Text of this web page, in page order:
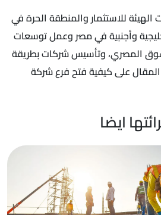
للاستثمار والمنطقة الحرة في
وأجنبية في مصر وعمل توسعات
المصري، وتأسيس شركات بطريقة
المقال على كيفية فتح فرع شركة
ايضا